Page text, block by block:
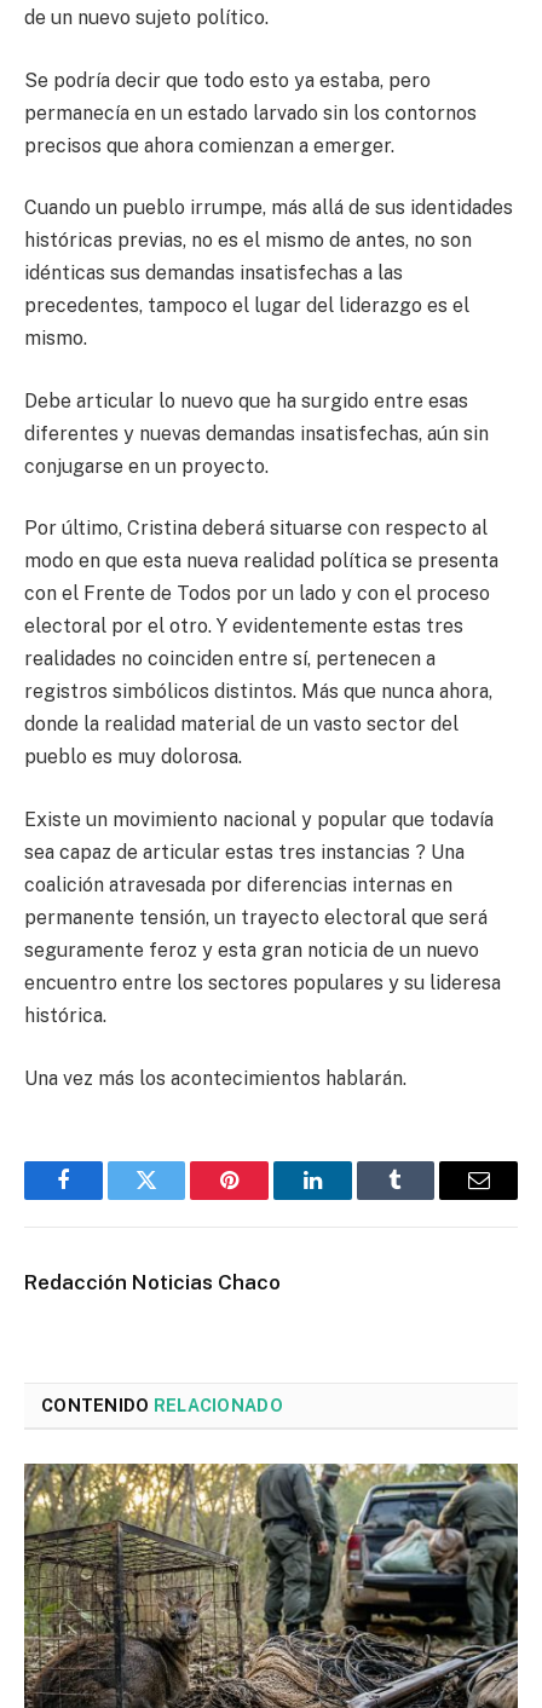
de un nuevo sujeto político.
Se podría decir que todo esto ya estaba, pero
permanecía en un estado larvado sin los contornos
precisos que ahora comienzan a emerger.
Cuando un pueblo irrumpe, más allá de sus identidades
históricas previas, no es el mismo de antes, no son
idénticas sus demandas insatisfechas a las
precedentes, tampoco el lugar del liderazgo es el
mismo.
Debe articular lo nuevo que ha surgido entre esas
diferentes y nuevas demandas insatisfechas, aún sin
conjugarse en un proyecto.
Por último, Cristina deberá situarse con respecto al
modo en que esta nueva realidad política se presenta
con el Frente de Todos por un lado y con el proceso
electoral por el otro. Y evidentemente estas tres
realidades no coinciden entre sí, pertenecen a
registros simbólicos distintos. Más que nunca ahora,
donde la realidad material de un vasto sector del
pueblo es muy dolorosa.
Existe un movimiento nacional y popular que todavía
sea capaz de articular estas tres instancias ? Una
coalición atravesada por diferencias internas en
permanente tensión, un trayecto electoral que será
seguramente feroz y esta gran noticia de un nuevo
encuentro entre los sectores populares y su lideresa
histórica.
Una vez más los acontecimientos hablarán.
FacebookTwitter Pinterest LinkedInTumblr Email
Redacción Noticias Chaco
CONTENIDO RELACIONADO